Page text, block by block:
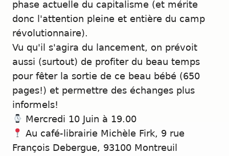
phase actuelle du capitalisme (et mérite
donc l'attention pleine et entière du camp
révolutionnaire).
Vu qu'il s'agira du lancement, on prévoit
aussi (surtout) de profiter du beau temps
pour fêter la sortie de ce beau bébé (650
pages!) et permettre des échanges plus
informels!
Mercredi 10 Juin à 19.00
Au café-librairie Michèle Firk, 9 rue
François Debergue, 93100 Montreuil